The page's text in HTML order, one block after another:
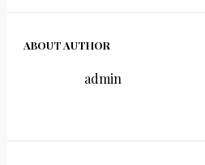
ABOUT AUTHOR
admin